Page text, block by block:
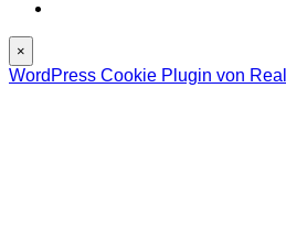
×
WordPress Cookie Plugin von